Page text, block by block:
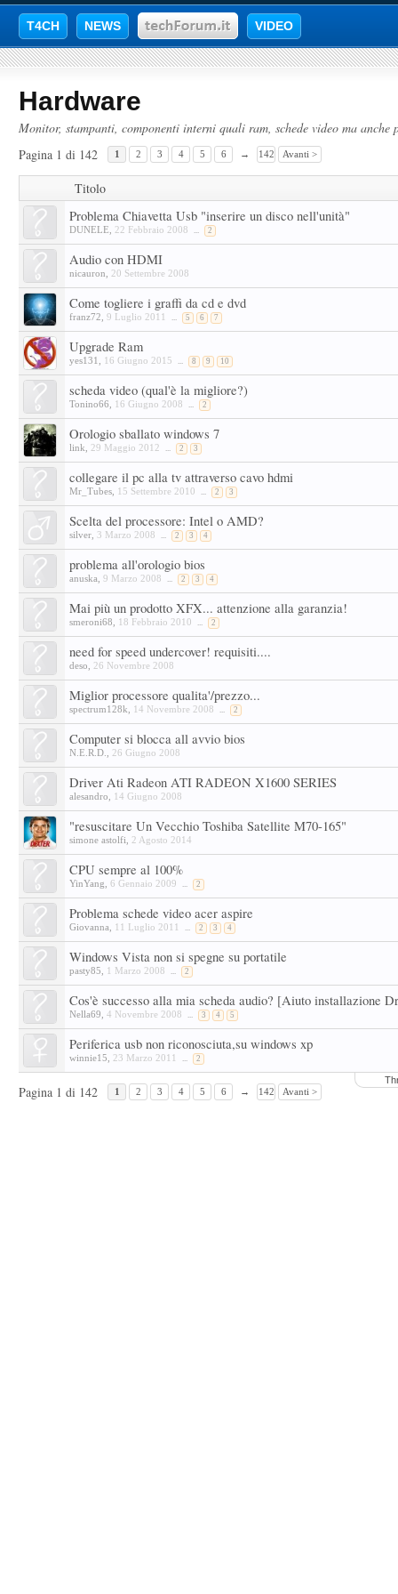
T4CH NEWS VIDEO
Hardware
Monitor, stampanti, componenti interni quali ram, schede video ma anche
Pagina 1 di 142
1 2 3 4 5 6 → 142 Avanti >
Titolo
Problema Chiavetta Usb "inserire un disco nell'unità"
DUNELE 22 Febbraio 2008 ... 2
Audio con HDMI
nicauron 20 Settembre 2008
Come togliere i graffi da cd e dvd
franz72 9 Luglio 2011 ... 5 6 7
Upgrade Ram
yes131 16 Giugno 2015 ... 8 9 10
scheda video (qual'è la migliore?)
Tonino66 16 Giugno 2008 ... 2
Orologio sballato windows 7
link 29 Maggio 2012 ... 2 3
collegare il pc alla tv attraverso cavo hdmi
Mr_Tubes 15 Settembre 2010 ... 2 3
Scelta del processore: Intel o AMD?
silver 3 Marzo 2008 ... 2 3 4
problema all'orologio bios
anuska 9 Marzo 2008 ... 2 3 4
Mai più un prodotto XFX... attenzione alla garanzia!
smeroni68 18 Febbraio 2010 ... 2
need for speed undercover! requisiti....
deso 26 Novembre 2008
Miglior processore qualita'/prezzo...
spectrum128k 14 Novembre 2008 ... 2
Computer si blocca all avvio bios
N.E.R.D. 26 Giugno 2008
Driver Ati Radeon ATI RADEON X1600 SERIES
alesandro 14 Giugno 2008
"resuscitare Un Vecchio Toshiba Satellite M70-165"
simone astolfi 2 Agosto 2014
CPU sempre al 100%
YinYang 6 Gennaio 2009 ... 2
Problema schede video acer aspire
Giovanna 11 Luglio 2011 ... 2 3 4
Windows Vista non si spegne su portatile
pasty85 1 Marzo 2008 ... 2
Cos'è successo alla mia scheda audio? [Aiuto installazione
Nella69 4 Novembre 2008 ... 3 4 5
Periferica usb non riconosciuta,su windows xp
winnie15 23 Marzo 2011 ... 2
Pagina 1 di 142 1 2 3 4 5 6 → 142 Avanti >